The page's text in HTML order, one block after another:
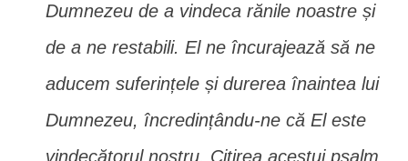
Dumnezeu de a vindeca rănile noastre și
de a ne restabili. El ne încurajează să ne
aducem suferințele și durerea înaintea lui
Dumnezeu, încredințându-ne că El este
vindecătorul nostru. Citirea acestui psalm